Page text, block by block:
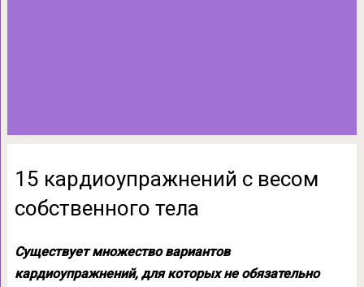
15 кардиоупражнений с весом
собственного тела
Существует множество вариантов
кардиоупражнений, для которых не обязательно